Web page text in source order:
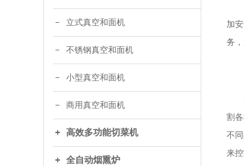
立式真空和面机
不锈钢真空和面机
小型真空和面机
商用真空和面机
高效多功能切菜机
全自动烟熏炉
多
加
务
割
不
来